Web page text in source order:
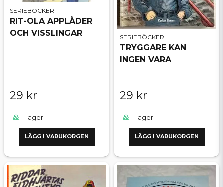
SERIEBÖCKER
RIT-OLA APPLÅDER
OCH VISSLINGAR
29 kr
I lager
LÄGG I VARUKORGEN
SERIEBÖCKER
TRYGGARE KAN
INGEN VARA
29 kr
I lager
LÄGG I VARUKORGEN